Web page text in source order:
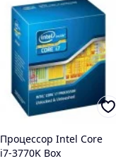
Процессор Intel Core
i7-3770K Box